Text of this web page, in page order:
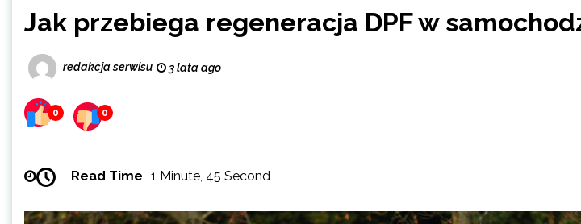
Jak przebiega regeneracja DPF w
redakcja serwisu 3 lata ago
0 0
Read Time 1 Minute, 45 Second